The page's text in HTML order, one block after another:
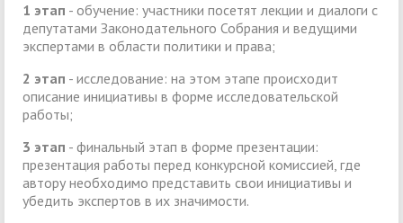
1 этап - обучение: участники посетят лекции и диалоги с
депутатами Законодательного Собрания и ведущими
экспертами в области политики и права;
2 этап - исследование: на этом этапе происходит
описание инициативы в форме исследовательской
работы;
3 этап - финальный этап в форме презентации:
презентация работы перед конкурсной комиссией, где
автору необходимо представить свои инициативы и
убедить экспертов в их значимости.